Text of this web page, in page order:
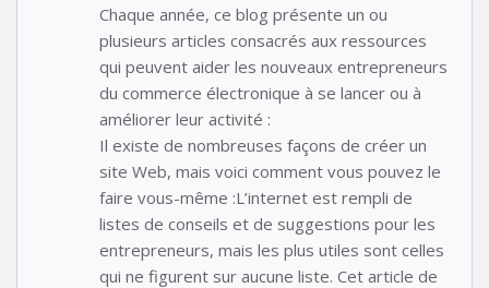
Chaque année, ce blog présente un ou
plusieurs articles consacrés aux ressources
qui peuvent aider les nouveaux entrepreneurs
du commerce électronique à se lancer ou à
améliorer leur activité :
Il existe de nombreuses façons de créer un
site Web, mais voici comment vous pouvez le
faire vous-même :L’internet est rempli de
listes de conseils et de suggestions pour les
entrepreneurs, mais les plus utiles sont celles
qui ne figurent sur aucune liste. Cet article de